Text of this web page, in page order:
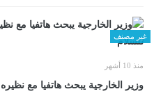
غير مصنف
منذ 10 أشهر
وزير الخارجية يبحث هاتفيا مع